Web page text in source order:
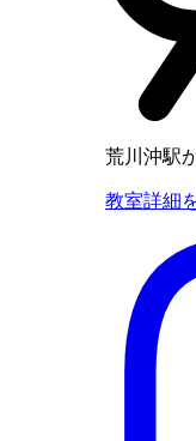
荒川沖駅
教室詳細